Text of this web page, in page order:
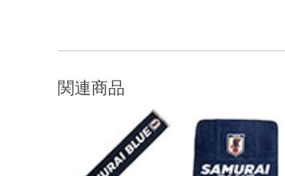
関連商品